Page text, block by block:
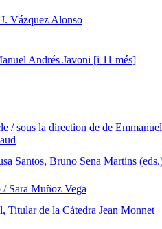
Vázquez Alonso
Andrés Javoni [i 11 més]
/ sous la direction de de Emmanuel
Santos, Bruno Sena Martins
Sara Muñoz Vega
Titular de la Cátedra Jean Monnet